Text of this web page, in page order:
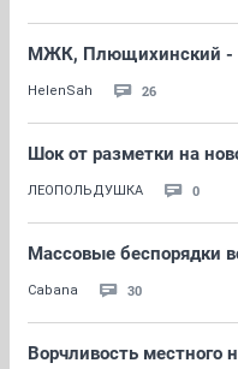
МЖК, Плющихинский -
HelenSah 26
Шок от разметки на
ЛЕОПОЛЬДУШКА 0
Массовые беспорядки
Cabana 30
Ворчливость местного